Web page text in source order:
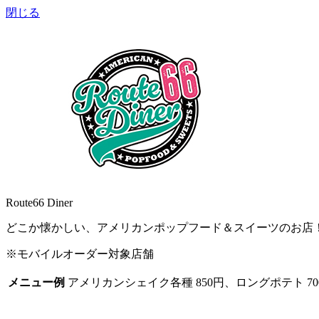
閉じる
Route66 Diner
どこか懐かしい、アメリカンポップフード＆スイーツのお店
※モバイルオーダー対象店舗
メニュー例 アメリカンシェイク各種 850円、ロングポテト